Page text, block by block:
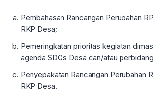
Pembahasan Rancangan Perubahan
RKP Desa;
Pemeringkatan prioritas kegiatan
agenda SDGs Desa dan/atau
Penyepakatan Rancangan Perubahan
RKP Desa.